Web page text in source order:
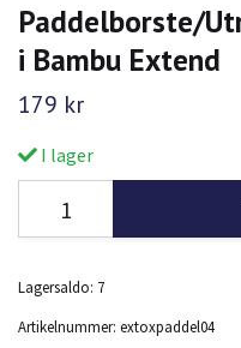
Paddelborste/
i Bambu Extend
179 kr
I lager
Lagersaldo: 7
Artikelnummer: extoxpaddel04